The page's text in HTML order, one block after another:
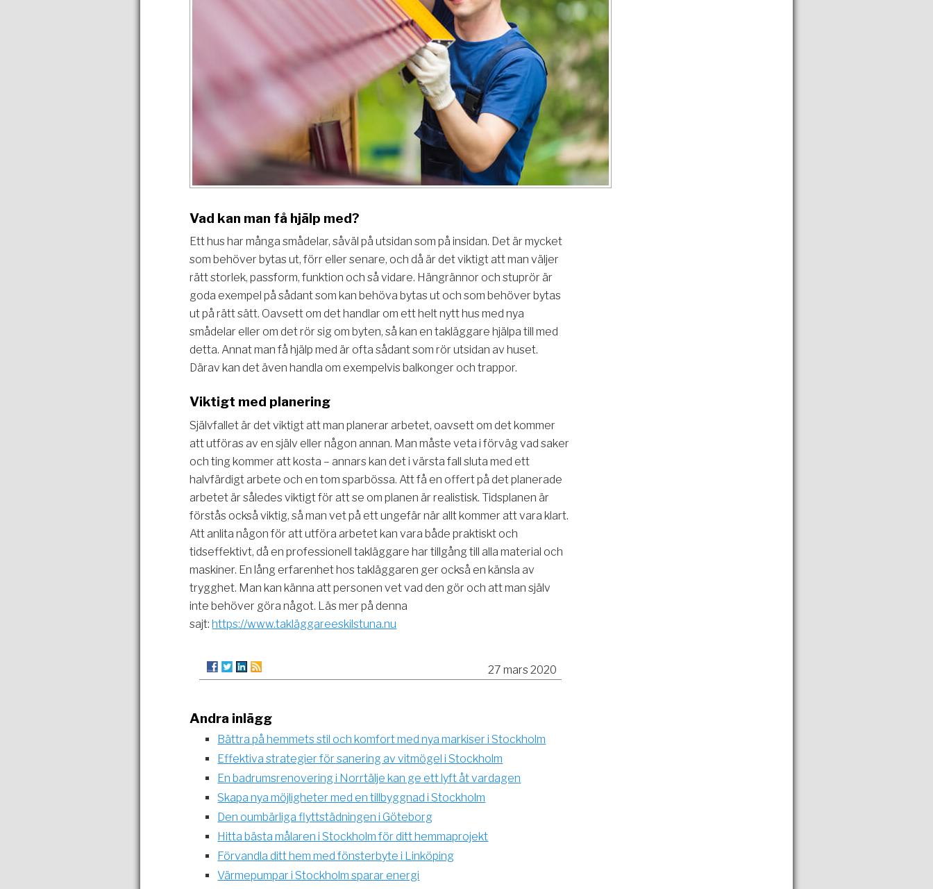
Vad kan man få hjälp med?
Ett hus har många smådelar, såväl på utsidan som på insidan. Det är mycket
som behöver bytas ut, förr eller senare, och då är det viktigt att man väljer
rätt storlek, passform, funktion och så vidare. Hängrännor och stuprör är
goda exempel på sådant som kan behöva bytas ut och som behöver bytas
ut på rätt sätt. Oavsett om det handlar om ett helt nytt hus med nya
smådelar eller om det rör sig om byten, så kan en takläggare hjälpa till med
detta. Annat man få hjälp med är ofta sådant som rör utsidan av huset.
Därav kan det även handla om exempelvis balkonger och trappor.
Viktigt med planering
Självfallet är det viktigt att man planerar arbetet, oavsett om det kommer
att utföras av en själv eller någon annan. Man måste veta i förväg vad saker
och ting kommer att kosta – annars kan det i värsta fall sluta med ett
halvfärdigt arbete och en tom sparbössa. Att få en offert på det planerade
arbetet är således viktigt för att se om planen är realistisk. Tidsplanen är
förstås också viktig, så man vet på ett ungefär när allt kommer att vara klart.
Att anlita någon för att utföra arbetet kan vara både praktiskt och
tidseffektivt, då en professionell takläggare har tillgång till alla material och
maskiner. En lång erfarenhet hos takläggaren ger också en känsla av
trygghet. Man kan känna att personen vet vad den gör och att man själv
inte behöver göra något. Läs mer på denna
sajt:https://www.takläggareeskilstuna.nu
27 mars 2020
Andra inlägg
Bättra på hemmets stil och komfort med nya markiser i Stockholm
Effektiva strategier för sanering av vitmögel i Stockholm
En badrumsrenovering i Norrtälje kan ge ett lyft åt vardagen
Skapa nya möjligheter med en tillbyggnad i Stockholm
Den oumbärliga flyttstädningen i Göteborg
Hitta bästa målaren i Stockholm för ditt hemmaprojekt
Förvandla ditt hem med fönsterbyte i Linköping
Värmepumpar i Stockholm sparar energi